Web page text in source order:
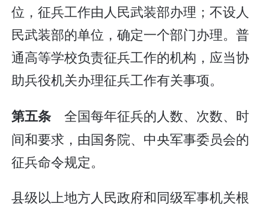
位，征兵工作由人民武装部办理；不设人
民武装部的单位，确定一个部门办理。普
通高等学校负责征兵工作的机构，应当协
助兵役机关办理征兵工作有关事项。
第五条 全国每年征兵的人数、次数、时
间和要求，由国务院、中央军事委员会的
征兵命令规定。
县级以上地方人民政府和同级军事机关根